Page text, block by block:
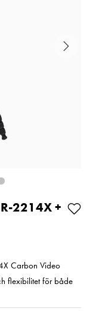
FX
kr
2214X +
Carbon Video
flexibilitet för både